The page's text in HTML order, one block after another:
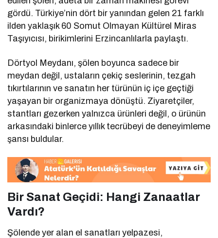
gördü. Türkiye’nin dört bir yanından gelen 21 farklı
ilden yaklaşık 60 Somut Olmayan Kültürel Miras
Taşıyıcısı, birikimlerini Erzincanlılarla paylaştı.
Dörtyol Meydanı, şölen boyunca sadece bir
meydan değil, ustaların çekiç seslerinin, tezgah
tıkırtılarının ve sanatın her türünün iç içe geçtiği
yaşayan bir organizmaya dönüştü. Ziyaretçiler,
stantları gezerken yalnızca ürünleri değil, o ürünün
arkasındaki binlerce yıllık tecrübeyi de deneyimleme
şansı buldular.
Bir Sanat Geçidi: Hangi Zanaatlar
Vardı?
Şölende yer alan el sanatları yelpazesi,